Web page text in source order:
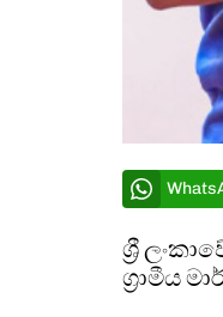
ශ්‍රී
ග්‍රාමීය